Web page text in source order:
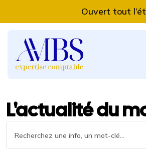
Ouvert tout l’été,
L'actualité du